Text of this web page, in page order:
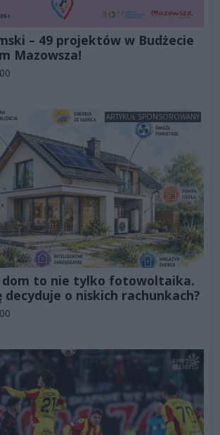
– 49 projektów w Budżecie
Mazowsza!
ARTYKUŁ SPONSOROWANY
dom to nie tylko fotowoltaika.
decyduje o niskich rachunkach?